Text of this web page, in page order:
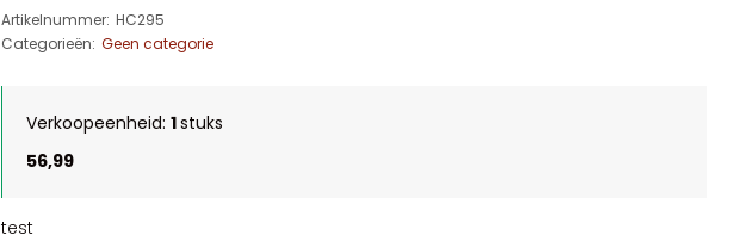
Artikelnummer: HC295
Categorieën: Geen categorie
Verkoopeenheid: 1stuks
56,99
test